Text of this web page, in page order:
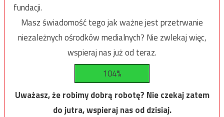
fundacji.
Masz świadomość tego jak ważne jest przetrwanie
niezależnych ośrodków medialnych? Nie zwlekaj więc,
wspieraj nas już od teraz.
104%
Uważasz, że robimy dobrą robotę? Nie czekaj zatem
do jutra, wspieraj nas od dzisiaj.